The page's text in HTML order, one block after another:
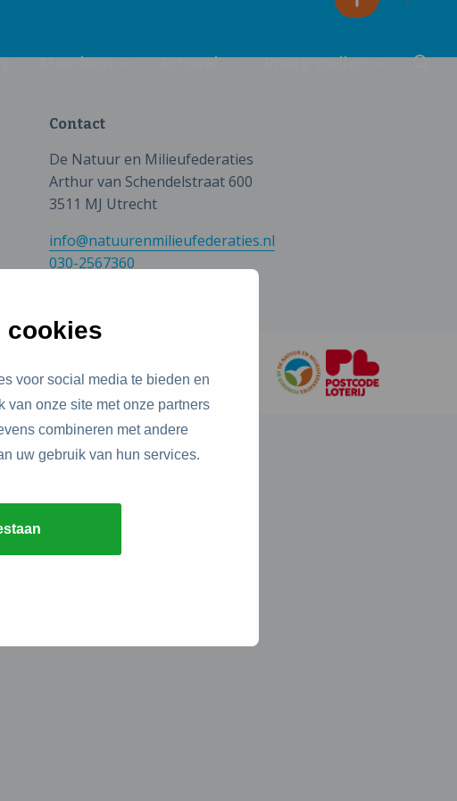
cookies
voor social media te bieden en
van onze site met onze partners
combineren met andere
uw gebruik van hun services.
Meedoen Actueel Vraag stellen
Contact
De Natuur en Milieufederaties
Arthur van Schendelstraat 600
3511 MJ Utrecht
info@natuurenmilieufederaties.nl
030-2567360